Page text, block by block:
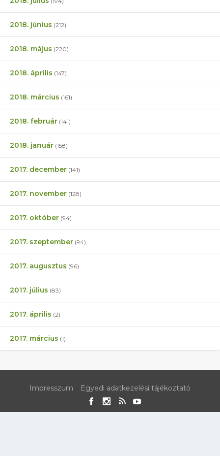
2018. június (212)
2018. május (220)
2018. április (147)
2018. március (161)
2018. február (141)
2018. január (158)
2017. december (141)
2017. november (128)
2017. október (94)
2017. szeptember (94)
2017. augusztus (96)
2017. július (83)
2017. április (2)
2017. március (1)
Impresszum Egyedi adatkezelési tájékoztató